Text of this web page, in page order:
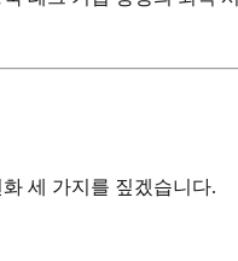
세 가지를 짚겠습니다.